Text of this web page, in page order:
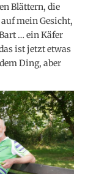
Blättern, die
mein Gesicht,
… ein Käfer
ist jetzt etwas
Ding, aber